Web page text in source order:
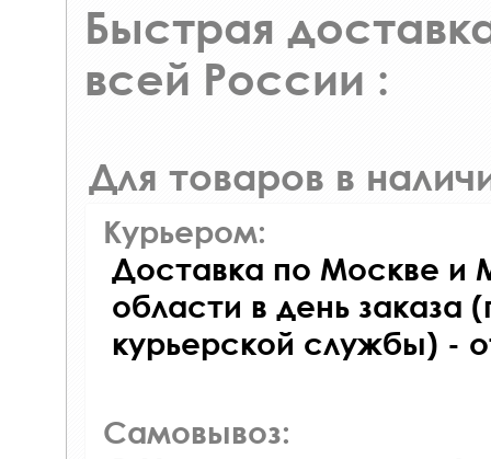
Быстрая
всей России :
Для товаров в
Курьером:
Доставка по Москве и
области в день заказа
курьерской службы) -
Самовывоз: